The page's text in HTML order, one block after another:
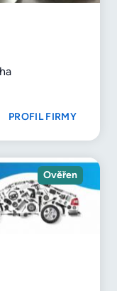
PROFIL FIRMY
Ověřen